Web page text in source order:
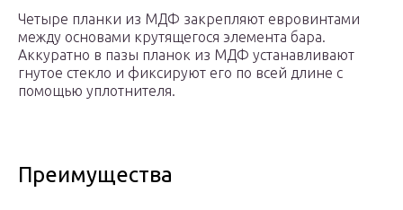
Четыре планки из МДФ закрепляют евровинтами
между основами крутящегося элемента бара.
Аккуратно в пазы планок из МДФ устанавливают
гнутое стекло и фиксируют его по всей длине с
помощью уплотнителя.
Преимущества